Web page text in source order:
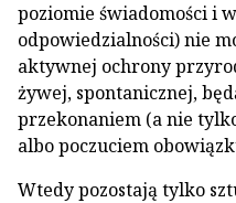
poziomie świadomości i
odpowiedzialności) nie
aktywnej ochrony
żywej, spontanicznej,
przekonaniem (a nie
albo poczuciem
Wtedy pozostają tylko